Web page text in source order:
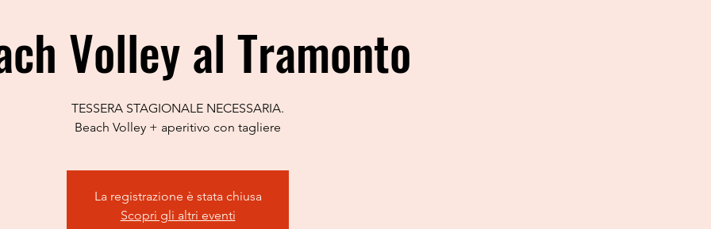
Volley al Tramonto
TESSERA STAGIONALE NECESSARIA.
Beach Volley + aperitivo con tagliere
La registrazione è stata chiusa
Scopri gli altri eventi